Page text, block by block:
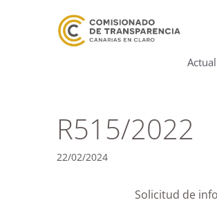
R515/2022
22/02/2024
Solicitud de